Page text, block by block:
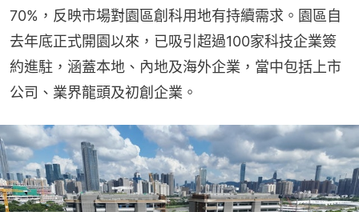
70%，反映市場對園區創科用地有持續需求。園區自
去年底正式開園以來，已吸引超過100家科技企業簽
約進駐，涵蓋本地、內地及海外企業，當中包括上市
公司、業界龍頭及初創企業。